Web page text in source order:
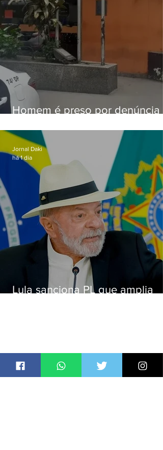
Homem é preso por denúncia
Alcântara
Lula sanciona PL que amplia
Jornal Daki
há 1 dia